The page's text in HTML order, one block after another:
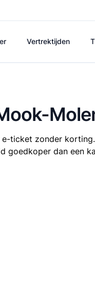
Vertrektijden
ticket zonder
goedkoper dan een